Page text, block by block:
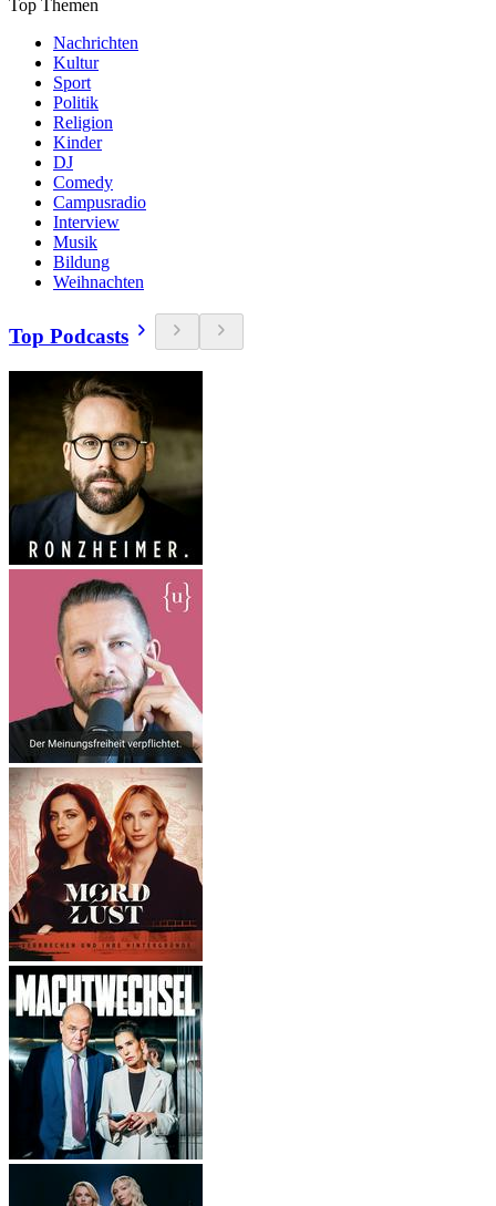
Top Themen
Nachrichten
Kultur
Sport
Politik
Religion
Kinder
DJ
Comedy
Campusradio
Interview
Musik
Bildung
Weihnachten
Top Podcasts